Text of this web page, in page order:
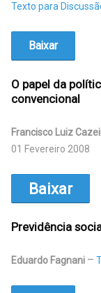
Texto para
Baixar
O papel da
convencional
Francisco Luiz
01 Fevereiro 2008
Baixar
Previdência
Eduardo Fagnani